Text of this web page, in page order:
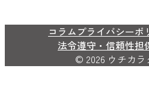
コラムプライバシーポ
法令遵守・信頼性担
© 2026 ウチカラ